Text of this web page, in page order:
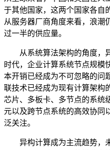
于其他国家，这两个国家各自
从服务器厂商角度来看，浪潮
过一半的供应量。
从系统算法架构的角度，
时代，企业计算系统节点规模
本开销已经成为不可忽略的问
联技术已经成为现有计算架构
芯片、多板卡、多节点的系统
元以及跨节点系统的高效协同
泛关注。
异构计算成为主流趋势，